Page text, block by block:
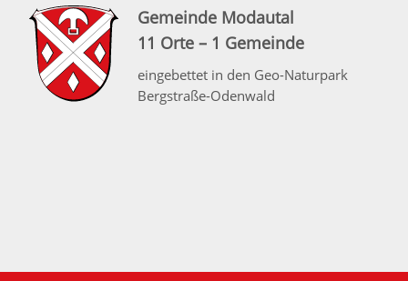
Gemeinde Modautal
11 Orte – 1 Gemeinde
eingebettet in den Geo-Naturpark
Bergstraße-Odenwald